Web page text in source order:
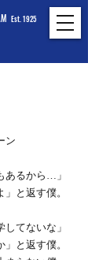
Est. 1925
ン
あるから…」
と返す僕。
してないな」
と返す僕。